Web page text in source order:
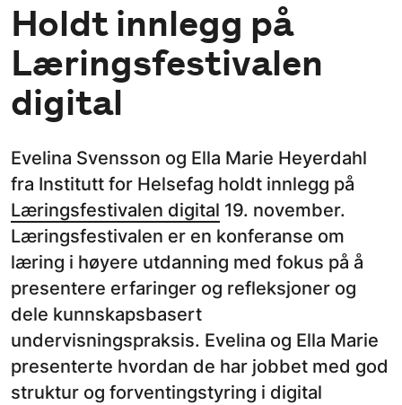
Holdt innlegg på
Læringsfestivalen
digital
Evelina Svensson og Ella Marie Heyerdahl
fra Institutt for Helsefag holdt innlegg på
Læringsfestivalen digital 19. november.
Læringsfestivalen er en konferanse om
læring i høyere utdanning med fokus på å
presentere erfaringer og refleksjoner og
dele kunnskapsbasert
undervisningspraksis. Evelina og Ella Marie
presenterte hvordan de har jobbet med god
struktur og forventingstyring i digital